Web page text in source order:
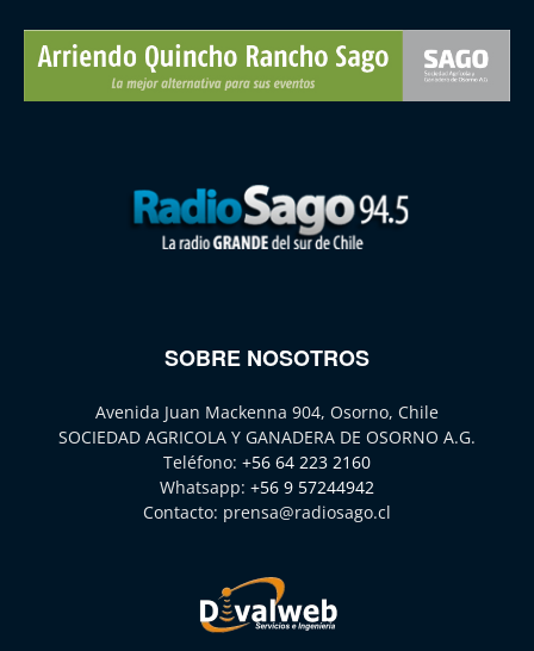
SOBRE NOSOTROS
Avenida Juan Mackenna 904, Osorno, Chile
SOCIEDAD AGRICOLA Y GANADERA DE OSORNO A.G.
Teléfono: +56 64 223 2160
Whatsapp: +56 9 57244942
Contacto: prensa@radiosago.cl